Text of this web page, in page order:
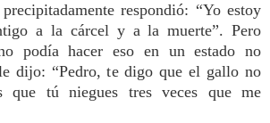
respondió: “Yo estoy
a la cárcel y a la muerte”. Pero
podía hacer eso en un estado no
dijo: “Pedro, te digo que el gallo no
que tú niegues tres veces que me